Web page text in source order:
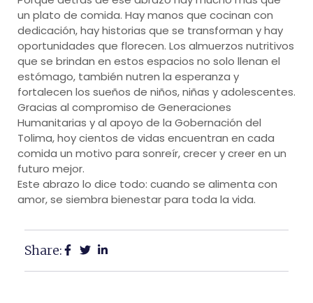
un plato de comida. Hay manos que cocinan con
dedicación, hay historias que se transforman y hay
oportunidades que florecen. Los almuerzos nutritivos
que se brindan en estos espacios no solo llenan el
estómago, también nutren la esperanza y
fortalecen los sueños de niños, niñas y adolescentes.
Gracias al compromiso de Generaciones
Humanitarias y al apoyo de la Gobernación del
Tolima, hoy cientos de vidas encuentran en cada
comida un motivo para sonreír, crecer y creer en un
futuro mejor.
Este abrazo lo dice todo: cuando se alimenta con
amor, se siembra bienestar para toda la vida.
Share: